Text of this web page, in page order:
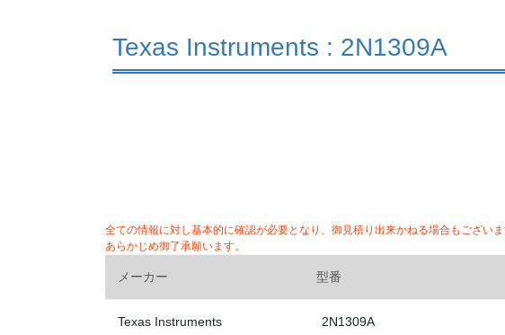
Texas Instruments : 2N1309A
全ての情報に対し基本的に確認が必要となり、御見積り出来かねる場合もございま
あらかじめ御了承願います。
メーカー 型番
Texas Instruments 2N1309A